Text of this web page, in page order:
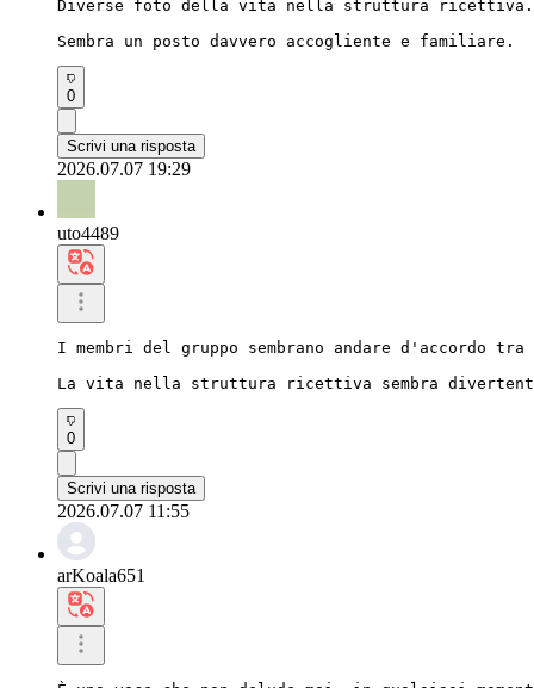
Diverse foto della vita nella struttura ricettiva.
Sembra un posto davvero accogliente e familiare.
0
Scrivi una risposta
2026.07.07 19:29
uto4489
I membri del gruppo sembrano andare d'accordo
La vita nella struttura ricettiva sembra
0
Scrivi una risposta
2026.07.07 11:55
arKoala651